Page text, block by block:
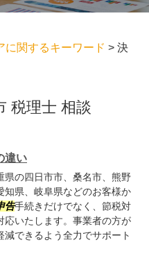
に関するキーワード > 決
税理士 相談
違い
県の四日市市、桑名市、熊野
知県、岐阜県などのお客様か
告手続きだけでなく、節税対
応いたします。事業者の方が
できるよう全力でサポート